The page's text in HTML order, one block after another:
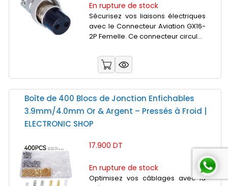
En rupture de stock
Sécurisez vos liaisons électriques
avec le Connecteur Aviation GX16-
2P Femelle. Ce connecteur circul...
Boîte de 400 Blocs de Jonction Enfichables
3.9mm/4.0mm Or & Argent – Pressés à Froid |
ELECTRONIC SHOP
17.900 DT
En rupture de stock
Optimisez vos câblages avec la